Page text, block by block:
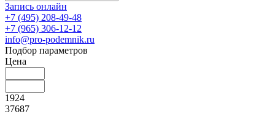
Запись онлайн
+7 (495) 208-49-48
+7 (965) 306-12-12
info@pro-podemnik.ru
Подбор параметров
Цена
1924
37687